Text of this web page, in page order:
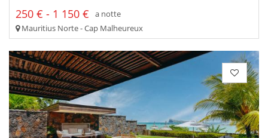
250 € - 1 150 €
a notte
Mauritius Norte - Cap Malheureux